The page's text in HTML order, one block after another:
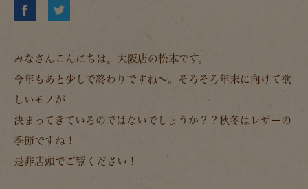
みなさんこんにちは。大阪店の松本です。
今年もあと少しで終わりですね～。そろそろ年末に向けて欲
しいモノが
決まってきているのではないでしょうか？？秋冬はレザーの
季節ですね！
是非店頭でご覧ください！